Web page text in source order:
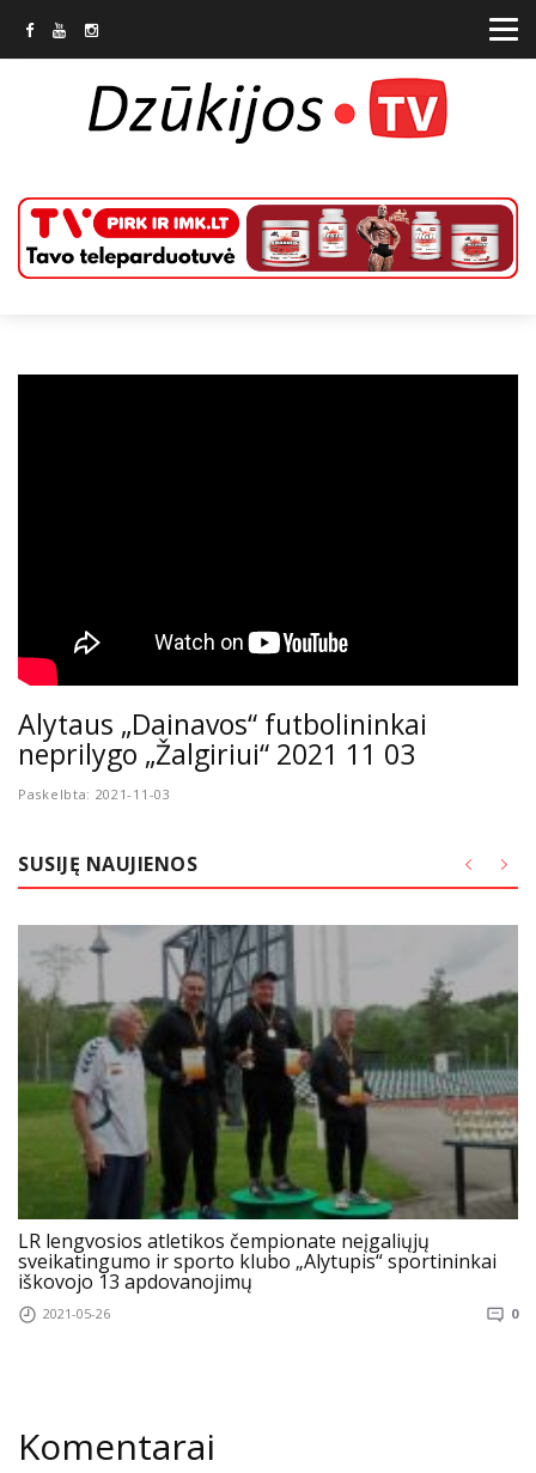
Alytaus „Dainavos“ futbolininkai
neprilygo „Žalgiriui“ 2021 11 03
Paskelbta: 2021-11-03
SUSIJĘ NAUJIENOS
LR lengvosios atletikos čempionate neįgaliųjų
sveikatingumo ir sporto klubo „Alytupis“ sportininkai
iškovojo 13 apdovanojimų
2021-05-26 0
Komentarai